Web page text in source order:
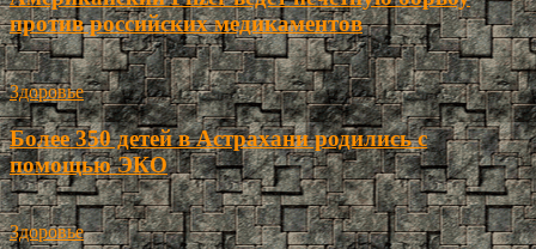
против российских медикаментов
Здоровье
Более 350 детей в Астрахани родились с
помощью ЭКО
Здоровье